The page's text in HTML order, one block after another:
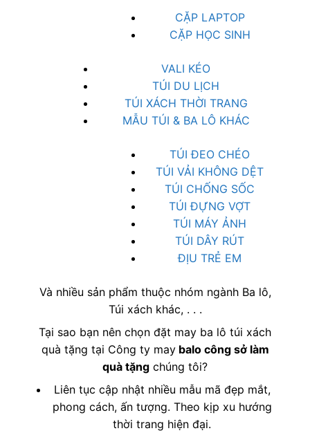
CẶP LAPTOP
CẶP HỌC SINH
VALI KÉO
TÚI DU LỊCH
TÚI XÁCH THỜI TRANG
MẪU TÚI & BA LÔ KHÁC
TÚI ĐEO CHÉO
TÚI VẢI KHÔNG DỆT
TÚI CHỐNG SỐC
TÚI ĐỰNG VỢT
TÚI MÁY ẢNH
TÚI DÂY RÚT
ĐỊU TRẺ EM
Và nhiều sản phẩm thuộc nhóm ngành Ba lô,
Túi xách khác, . . .
Tại sao bạn nên chọn đặt may ba lô túi xách
quà tặng tại Công ty maybalo công sở làm
quà tặng chúng tôi?
Liên tục cập nhật nhiều mẫu mã đẹp mắt,
phong cách, ấn tượng. Theo kịp xu hướng
thời trang hiện đại.